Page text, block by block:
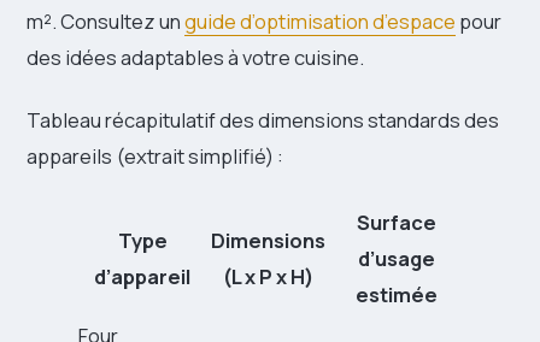
m². Consultez unguide d’optimisation d’espace pour
des idées adaptables à votre cuisine.
Tableau récapitulatif des dimensions standards des
appareils (extrait simplifié) :
Type
d’appareil
Dimensions
(L x P x H)
Surface
d’usage
estimée
Four